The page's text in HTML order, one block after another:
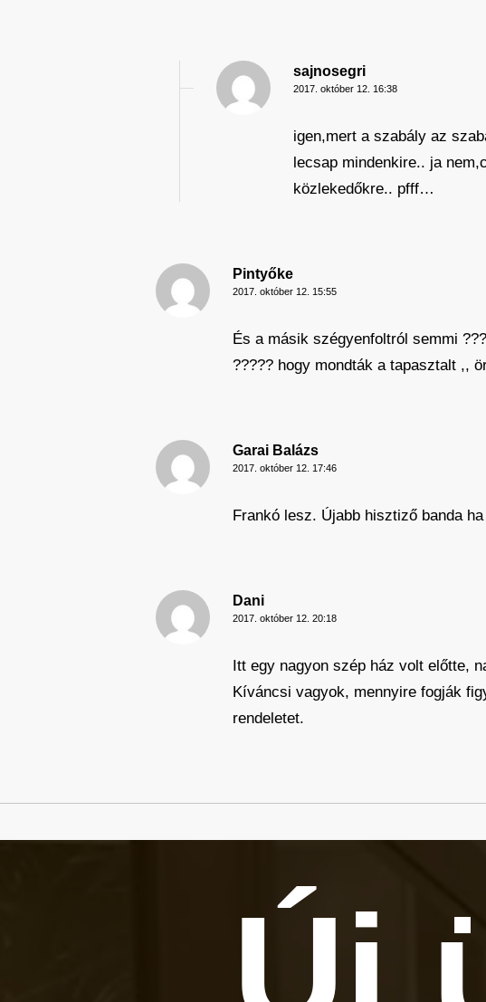
sajnosegri
2017. október 12. 16:38
igen,mert a szabály az
lecsap mindenkire.. ja
közlekedőkre.. pfff…
Pintyőke
2017. október 12. 15:55
És a másik szégyenfoltról semmi
????? hogy mondták a tapasztalt ,,
Garai Balázs
2017. október 12. 17:46
Frankó lesz. Újabb hisztiző banda
Dani
2017. október 12. 20:18
Itt egy nagyon szép ház volt előtte,
Kíváncsi vagyok, mennyire fogják
rendeletet.